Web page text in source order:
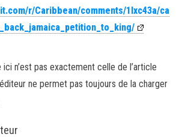
r/Caribbean/comments/1lxc43a/ca
ici n’est pas exactement celle de l’article
ne permet pas toujours de la charger